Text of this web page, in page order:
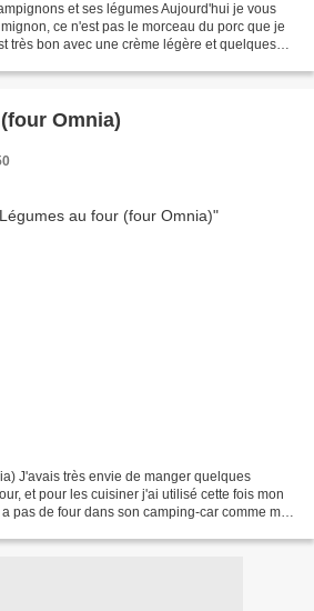
et ses légumes Aujourd'hui je vous
ce n'est pas le morceau du porc que je
très bon avec une crème légère et quelques
Omnia)
J'avais très envie de manger quelques
et pour les cuisiner j'ai utilisé cette fois mon
pas de four dans son camping-car comme moi